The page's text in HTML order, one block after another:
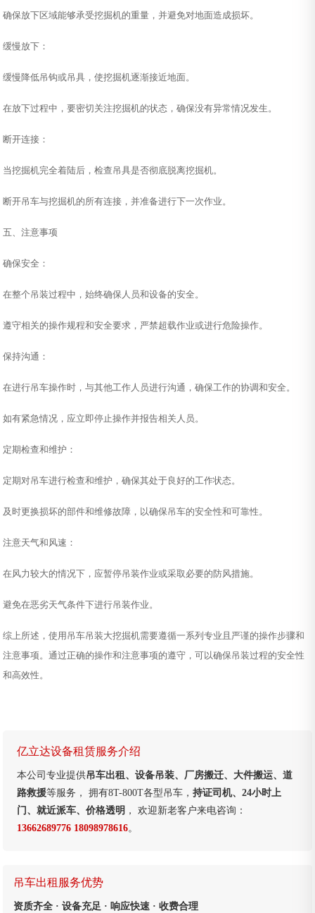
确保放下区域能够承受挖掘机的重量，并避免对地面造成损坏。
缓慢放下：
缓慢降低吊钩或吊具，使挖掘机逐渐接近地面。
在放下过程中，要密切关注挖掘机的状态，确保没有异常情况发生。
断开连接：
当挖掘机完全着陆后，检查吊具是否彻底脱离挖掘机。
断开吊车与挖掘机的所有连接，并准备进行下一次作业。
五、注意事项
确保安全：
在整个吊装过程中，始终确保人员和设备的安全。
遵守相关的操作规程和安全要求，严禁超载作业或进行危险操作。
保持沟通：
在进行吊车操作时，与其他工作人员进行沟通，确保工作的协调和安全。
如有紧急情况，应立即停止操作并报告相关人员。
定期检查和维护：
定期对吊车进行检查和维护，确保其处于良好的工作状态。
及时更换损坏的部件和维修故障，以确保吊车的安全性和可靠性。
注意天气和风速：
在风力较大的情况下，应暂停吊装作业或采取必要的防风措施。
避免在恶劣天气条件下进行吊装作业。
综上所述，使用吊车吊装大挖掘机需要遵循一系列专业且严谨的操作步骤和
注意事项。通过正确的操作和注意事项的遵守，可以确保吊装过程的安全性
和高效性。
亿立达设备租赁服务介绍
本公司专业提供吊车出租、设备吊装、厂房搬迁、大件搬运、道
路救援等服务， 拥有8T-800T各型吊车，持证司机、24小时上
门、就近派车、价格透明 ， 欢迎新老客户来电咨询：
13662689776 18098978616。
吊车出租服务优势
资质齐全 · 设备充足 · 响应快速 · 收费合理